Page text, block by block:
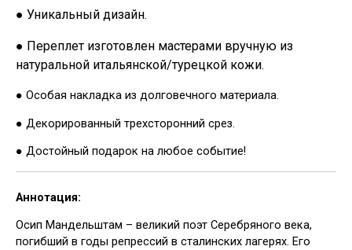
● Уникальный дизайн.
● Переплет изготовлен мастерами вручную из
натуральной итальянской/турецкой кожи.
● Особая накладка из долговечного материала.
● Декорированный трехсторонний срез.
● Достойный подарок на любое событие!
Аннотация:
Осип Мандельштам – великий поэт Серебряного века,
погибший в годы репрессий в сталинских лагерях. Его